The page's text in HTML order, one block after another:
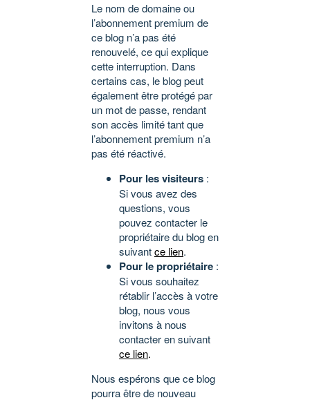
Le nom de domaine ou
l’abonnement premium de
ce blog n’a pas été
renouvelé, ce qui explique
cette interruption. Dans
certains cas, le blog peut
également être protégé par
un mot de passe, rendant
son accès limité tant que
l’abonnement premium n’a
pas été réactivé.
Pour les visiteurs :
Si vous avez des
questions, vous
pouvez contacter le
propriétaire du blog en
suivantce lien.
Pour le propriétaire :
Si vous souhaitez
rétablir l’accès à votre
blog, nous vous
invitons à nous
contacter en suivant
ce lien.
Nous espérons que ce blog
pourra être de nouveau